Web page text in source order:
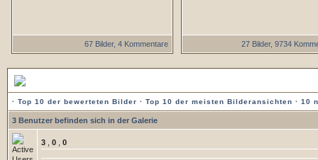
67 Bilder, 4 Kommentare 27 Bilder, 9734
· Top 10 der bewerteten Bilder · Top 10 der meisten Bilderansichten · 10
3 Benutzer befinden sich in der Galerie
3, 0, 0